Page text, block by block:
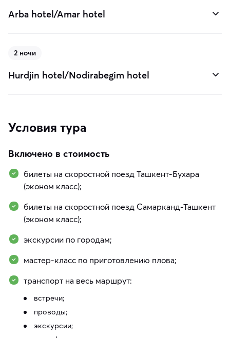
Arba hotel/Amar hotel
2 ночи
Hurdjin hotel/Nodirabegim hotel
Условия тура
Включено в стоимость
билеты на скоростной поезд Ташкент-Бухара
(эконом класс);
билеты на скоростной поезд Самарканд-Ташкент
(эконом класс);
экскурсии по городам;
мастер-класс по приготовлению плова;
транспорт на весь маршрут:
встречи;
проводы;
экскурсии;